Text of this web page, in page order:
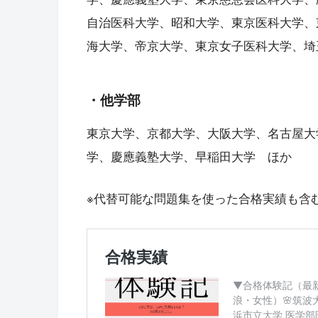
自治医科大学、昭和大学、東京医科大学
海大学、帝京大学、東京女子医科大学、
・他学部
東京大学、京都大学、大阪大学、名古屋
学、慶應義塾大学、早稲田大学 ほか
※代替可能な問題集を使った合格実績も含